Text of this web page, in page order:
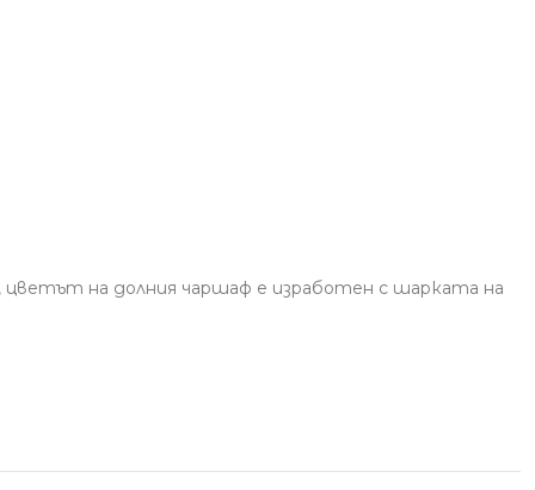
цветът на долния чаршаф е изработен с шарката на